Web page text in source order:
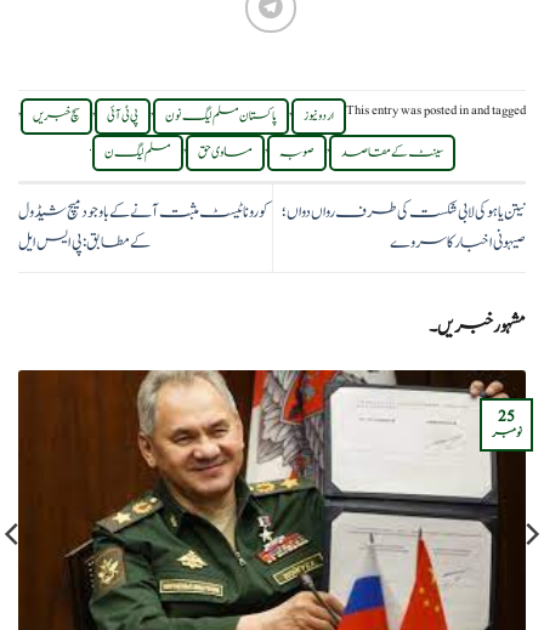
This entry was posted inand tagged اردو نیوز , پاکستان مسلم لیگ نون , پی ٹی آئی , سچ خبریں ,
سینٹ کے مقاصد , صوبہ , مساوی حق , مسلم لیگ ن .
نیتن یاہو کی لابی شکست کی طرف رواں دواں؛
صیہونی اخبار کا سروے
کورونا ٹیسٹ مثبت آنے کے باوجود میچ شیڈول
کے مطابق: پی ایس ایل
مشہور خبریں۔
25
نومبر